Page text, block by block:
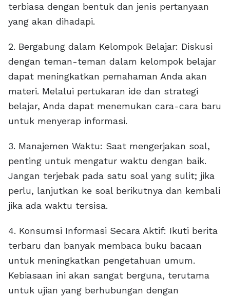
terbiasa dengan bentuk dan jenis pertanyaan
yang akan dihadapi.
2. Bergabung dalam Kelompok Belajar: Diskusi
dengan teman-teman dalam kelompok belajar
dapat meningkatkan pemahaman Anda akan
materi. Melalui pertukaran ide dan strategi
belajar, Anda dapat menemukan cara-cara baru
untuk menyerap informasi.
3. Manajemen Waktu: Saat mengerjakan soal,
penting untuk mengatur waktu dengan baik.
Jangan terjebak pada satu soal yang sulit; jika
perlu, lanjutkan ke soal berikutnya dan kembali
jika ada waktu tersisa.
4. Konsumsi Informasi Secara Aktif: Ikuti berita
terbaru dan banyak membaca buku bacaan
untuk meningkatkan pengetahuan umum.
Kebiasaan ini akan sangat berguna, terutama
untuk ujian yang berhubungan dengan